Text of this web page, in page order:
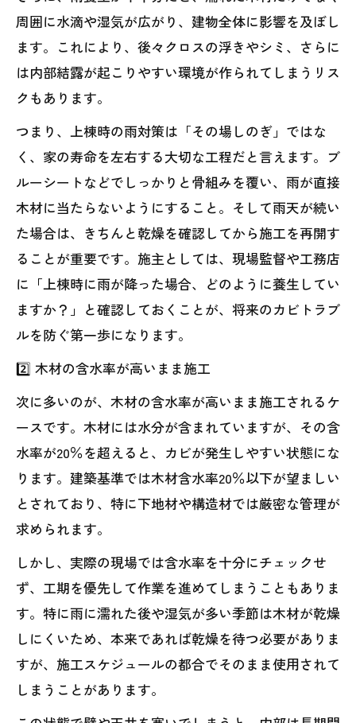
周囲に水滴や湿気が広がり、建物全体に影響を及ぼし
ます。これにより、後々クロスの浮きやシミ、さらに
は内部結露が起こりやすい環境が作られてしまうリス
クもあります。
つまり、上棟時の雨対策は「その場しのぎ」ではな
く、家の寿命を左右する大切な工程だと言えます。ブ
ルーシートなどでしっかりと骨組みを覆い、雨が直接
木材に当たらないようにすること。そして雨天が続い
た場合は、きちんと乾燥を確認してから施工を再開す
ることが重要です。施主としては、現場監督や工務店
に「上棟時に雨が降った場合、どのように養生してい
ますか？」と確認しておくことが、将来のカビトラブ
ルを防ぐ第一歩になります。
2️⃣ 木材の含水率が高いまま施工
次に多いのが、木材の含水率が高いまま施工されるケ
ースです。木材には水分が含まれていますが、その含
水率が20％を超えると、カビが発生しやすい状態にな
ります。建築基準では木材含水率20％以下が望ましい
とされており、特に下地材や構造材では厳密な管理が
求められます。
しかし、実際の現場では含水率を十分にチェックせ
ず、工期を優先して作業を進めてしまうこともありま
す。特に雨に濡れた後や湿気が多い季節は木材が乾燥
しにくいため、本来であれば乾燥を待つ必要がありま
すが、施工スケジュールの都合でそのまま使用されて
しまうことがあります。